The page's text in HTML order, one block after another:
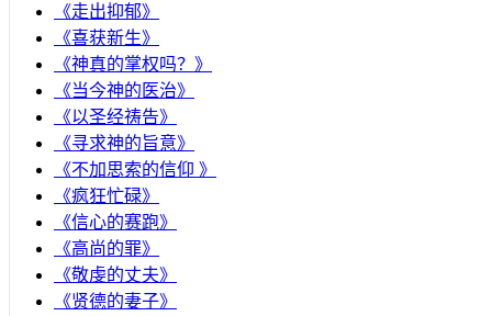
《走出抑郁》
《喜获新生》
《神真的掌权吗？》
《当今神的医治》
《以圣经祷告》
《寻求神的旨意》
《不加思索的信仰 》
《疯狂忙碌》
《信心的赛跑》
《高尚的罪》
《敬虔的丈夫》
《贤德的妻子》